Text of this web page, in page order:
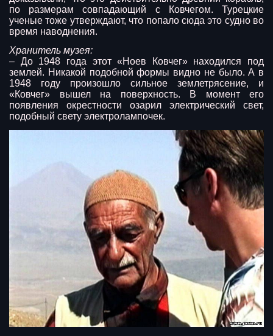
по размерам совпадающий с Ковчегом. Турецкие
ученые тоже утверждают, что попало сюда это судно во
время наводнения.
Хранитель музея:
– До 1948 года этот «Ноев Ковчег» находился под
землей. Никакой подобной формы видно не было. А в
1948 году произошло сильное землетрясение, и
«Ковчег» вышел на поверхность. В момент его
появления окрестности озарил электрический свет,
подобный свету электролампочек.